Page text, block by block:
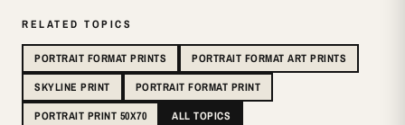
RELATED TOPICS
PORTRAIT FORMAT PRINTS
PORTRAIT FORMAT ART PRINTS
SKYLINE PRINT
PORTRAIT FORMAT PRINT
PORTRAIT PRINT 50X70
ALL TOPICS